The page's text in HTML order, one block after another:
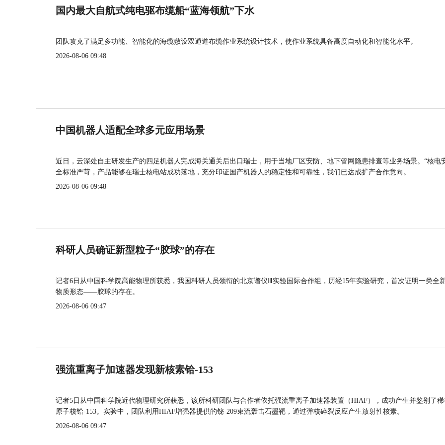
国内最大自航式纯电驱布缆船“蓝海领航”下水
团队攻克了满足多功能、智能化的海缆敷设双通道布缆作业系统设计技术，使作业系统具备高度自动化和智能化水平。
2026-08-06 09:48
中国机器人适配全球多元应用场景
近日，云深处自主研发生产的四足机器人完成海关通关后出口瑞士，用于当地厂区安防、地下管网隐患排查等业务场景。“核电
全标准严苛，产品能够在瑞士核电站成功落地，充分印证国产机器人的稳定性和可靠性，我们已达成扩产合作意向。
2026-08-06 09:48
科研人员确证新型粒子“胶球”的存在
记者6日从中国科学院高能物理所获悉，我国科研人员领衔的北京谱仪Ⅲ实验国际合作组，历经15年实验研究，首次证明一类全
物质形态——胶球的存在。
2026-08-06 09:47
强流重离子加速器发现新核素铪-153
记者5日从中国科学院近代物理研究所获悉，该所科研团队与合作者依托强流重离子加速器装置（HIAF），成功产生并鉴别了
原子核铪-153。实验中，团队利用HIAF增强器提供的铋-209束流轰击石墨靶，通过弹核碎裂反应产生放射性核素。
2026-08-06 09:47